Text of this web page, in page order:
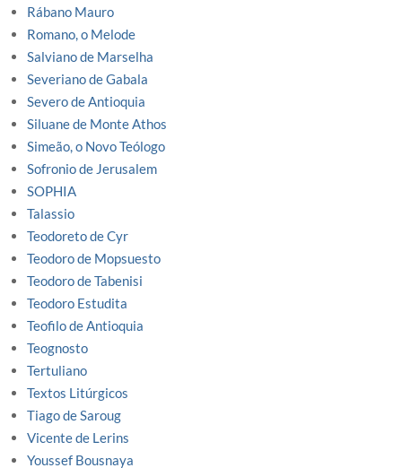
Rábano Mauro
Romano, o Melode
Salviano de Marselha
Severiano de Gabala
Severo de Antioquia
Siluane de Monte Athos
Simeão, o Novo Teólogo
Sofronio de Jerusalem
SOPHIA
Talassio
Teodoreto de Cyr
Teodoro de Mopsuesto
Teodoro de Tabenisi
Teodoro Estudita
Teofilo de Antioquia
Teognosto
Tertuliano
Textos Litúrgicos
Tiago de Saroug
Vicente de Lerins
Youssef Bousnaya